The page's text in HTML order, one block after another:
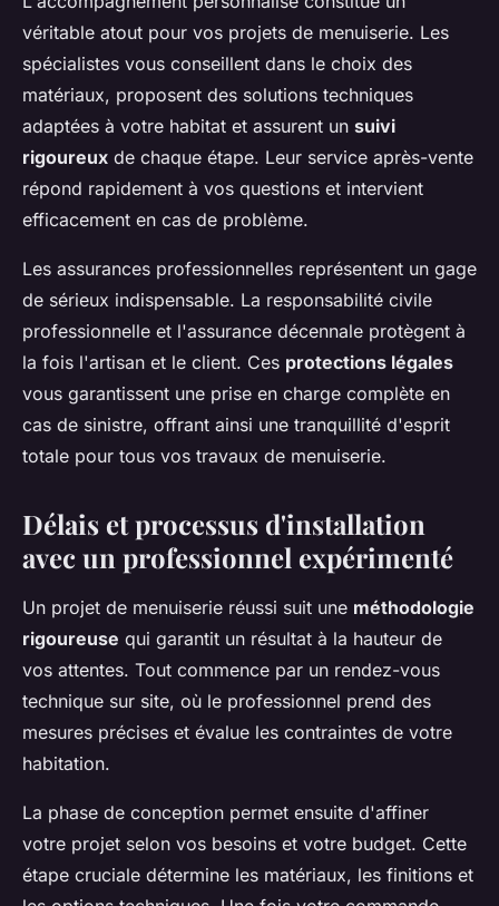
véritable atout pour vos projets de menuiserie. Les
spécialistes vous conseillent dans le choix des
matériaux, proposent des solutions techniques
adaptées à votre habitat et assurent un suivi
rigoureux de chaque étape. Leur service après-vente
répond rapidement à vos questions et intervient
efficacement en cas de problème.
Les assurances professionnelles représentent un gage
de sérieux indispensable. La responsabilité civile
professionnelle et l'assurance décennale protègent à
la fois l'artisan et le client. Ces protections légales
vous garantissent une prise en charge complète en
cas de sinistre, offrant ainsi une tranquillité d'esprit
totale pour tous vos travaux de menuiserie.
Délais et processus d'installation
avec un professionnel expérimenté
Un projet de menuiserie réussi suit une méthodologie
rigoureuse qui garantit un résultat à la hauteur de
vos attentes. Tout commence par un rendez-vous
technique sur site, où le professionnel prend des
mesures précises et évalue les contraintes de votre
habitation.
La phase de conception permet ensuite d'affiner
votre projet selon vos besoins et votre budget. Cette
étape cruciale détermine les matériaux, les finitions et